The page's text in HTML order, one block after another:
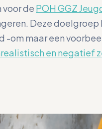
de POH GGZ
Deze
-om maar een
en negatief